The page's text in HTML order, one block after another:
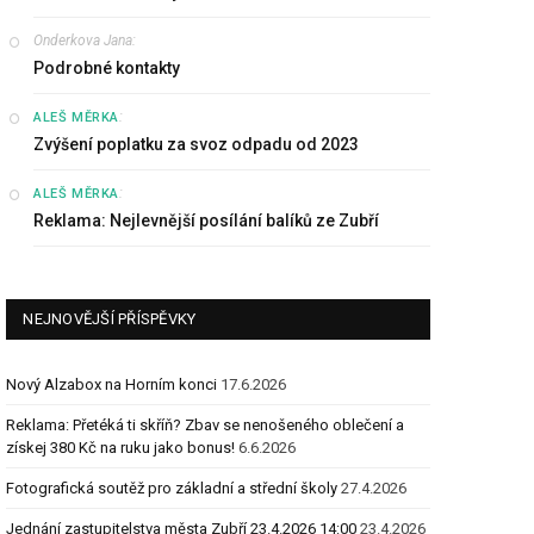
Onderkova Jana:
Podrobné kontakty
ALEŠ MĚRKA:
Zvýšení poplatku za svoz odpadu od 2023
ALEŠ MĚRKA:
Reklama: Nejlevnější posílání balíků ze Zubří
NEJNOVĚJŠÍ PŘÍSPĚVKY
Nový Alzabox na Horním konci 17.6.2026
Reklama: Přetéká ti skříň? Zbav se nenošeného oblečení a
získej 380 Kč na ruku jako bonus! 6.6.2026
Fotografická soutěž pro základní a střední školy 27.4.2026
Jednání zastupitelstva města Zubří 23.4.2026 14:00 23.4.2026